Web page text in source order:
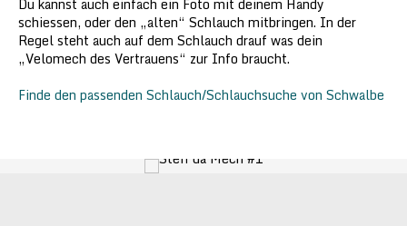
schiessen, oder den „alten“ Schlauch mitbringen. In der
Regel steht auch auf dem Schlauch drauf was dein
„Velomech des Vertrauens“ zur Info braucht.
Finde den passenden Schlauch/Schlauchsuche von Schwalbe